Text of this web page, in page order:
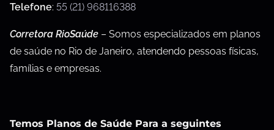
Telefone: 55 (21) 968116388
Corretora RioSaúde – Somos especializados em planos
de saúde no Rio de Janeiro, atendendo pessoas físicas,
famílias e empresas.
Temos Planos de Saúde Para a seguintes